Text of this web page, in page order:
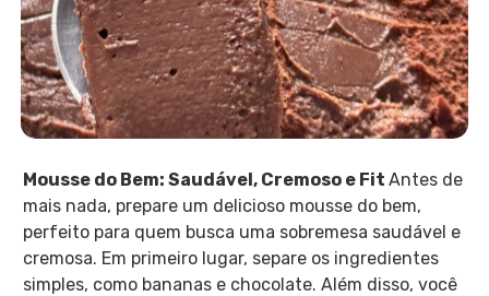
Mousse do Bem: Saudável, Cremoso e Fit Antes de
mais nada, prepare um delicioso mousse do bem,
perfeito para quem busca uma sobremesa saudável e
cremosa. Em primeiro lugar, separe os ingredientes
simples, como bananas e chocolate. Além disso, você